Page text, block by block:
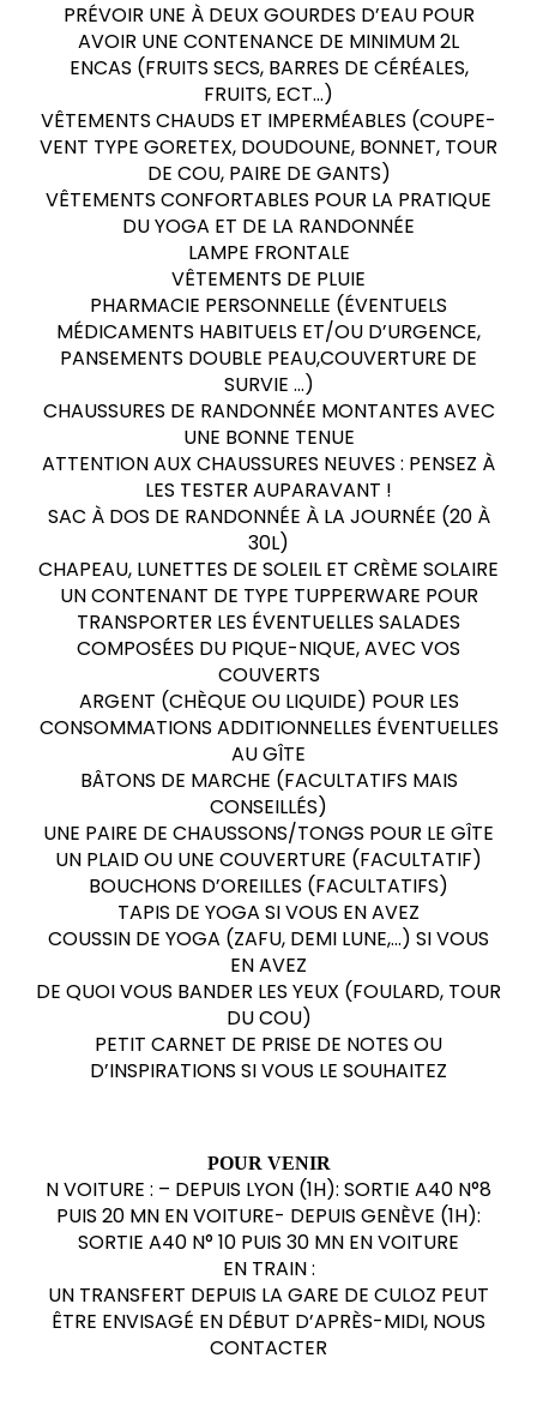
PRÉVOIR UNE À DEUX GOURDES D’EAU POUR
AVOIR UNE CONTENANCE DE MINIMUM 2L
ENCAS (FRUITS SECS, BARRES DE CÉRÉALES,
FRUITS, ECT…)
VÊTEMENTS CHAUDS ET IMPERMÉABLES (COUPE-
VENT TYPE GORETEX, DOUDOUNE, BONNET, TOUR
DE COU, PAIRE DE GANTS)
VÊTEMENTS CONFORTABLES POUR LA PRATIQUE
DU YOGA ET DE LA RANDONNÉE
LAMPE FRONTALE
VÊTEMENTS DE PLUIE
PHARMACIE PERSONNELLE (ÉVENTUELS
MÉDICAMENTS HABITUELS ET/OU D’URGENCE,
PANSEMENTS DOUBLE PEAU,COUVERTURE DE
SURVIE …)
CHAUSSURES DE RANDONNÉE MONTANTES AVEC
UNE BONNE TENUE
ATTENTION AUX CHAUSSURES NEUVES : PENSEZ À
LES TESTER AUPARAVANT !
SAC À DOS DE RANDONNÉE À LA JOURNÉE (20 À
30L)
CHAPEAU, LUNETTES DE SOLEIL ET CRÈME SOLAIRE
UN CONTENANT DE TYPE TUPPERWARE POUR
TRANSPORTER LES ÉVENTUELLES SALADES
COMPOSÉES DU PIQUE-NIQUE, AVEC VOS
COUVERTS
ARGENT (CHÈQUE OU LIQUIDE) POUR LES
CONSOMMATIONS ADDITIONNELLES ÉVENTUELLES
AU GÎTE
BÂTONS DE MARCHE (FACULTATIFS MAIS
CONSEILLÉS)
UNE PAIRE DE CHAUSSONS/TONGS POUR LE GÎTE
UN PLAID OU UNE COUVERTURE (FACULTATIF)
BOUCHONS D’OREILLES (FACULTATIFS)
TAPIS DE YOGA SI VOUS EN AVEZ
COUSSIN DE YOGA (ZAFU, DEMI LUNE,…) SI VOUS
EN AVEZ
DE QUOI VOUS BANDER LES YEUX (FOULARD, TOUR
DU COU)
PETIT CARNET DE PRISE DE NOTES OU
D’INSPIRATIONS SI VOUS LE SOUHAITEZ
POUR VENIR
N VOITURE : – DEPUIS LYON (1H): SORTIE A40 N°8
PUIS 20 MN EN VOITURE- DEPUIS GENÈVE (1H):
SORTIE A40 N° 10 PUIS 30 MN EN VOITURE
EN TRAIN :
UN TRANSFERT DEPUIS LA GARE DE CULOZ PEUT
ÊTRE ENVISAGÉ EN DÉBUT D’APRÈS-MIDI, NOUS
CONTACTER